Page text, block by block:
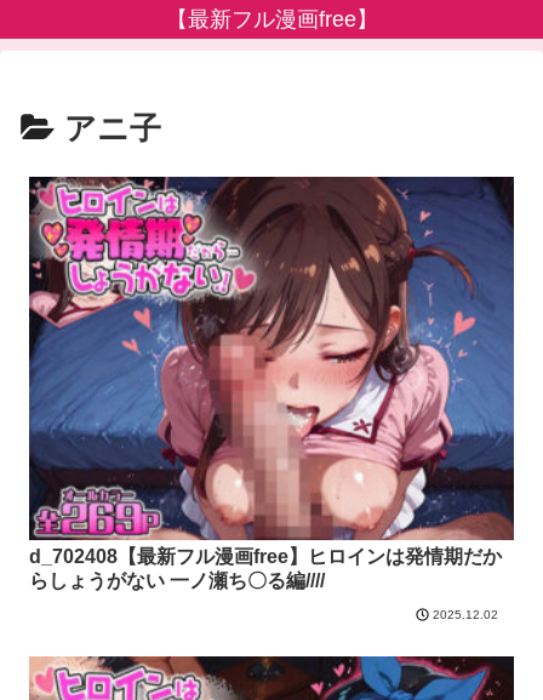
【最新フル漫画free】
アニ子
d_702408【最新フル漫画free】ヒロインは発情期だか
らしょうがない 一ノ瀬ち〇る編////
2025.12.02